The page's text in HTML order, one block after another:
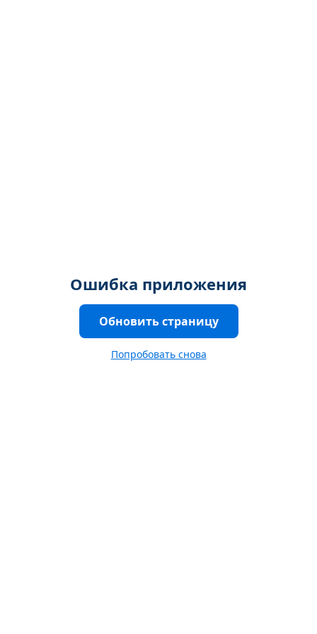
Ошибка приложения
Обновить страницу
Попробовать снова